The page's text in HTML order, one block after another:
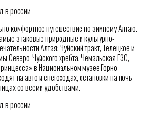
комфортное путешествие по зимнему Алтаю.
знаковые природные и культурно-
Алтая: Чуйский тракт, Телецкое и
Северо-Чуйского хребта, Чемальская ГЭС,
в Национальном музее Горно-
на авто и снегоходах, остановки на ночь
со всеми удобствами.